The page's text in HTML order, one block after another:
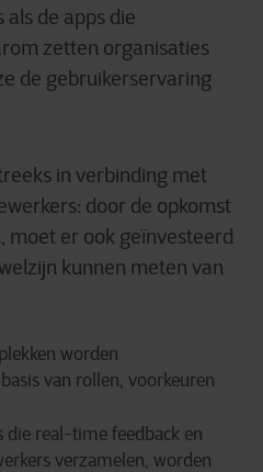
als de apps die
zetten organisaties
de gebruikerservaring
in verbinding met
door de opkomst
moet er ook geïnvesteerd
kunnen meten van
worden
van rollen, voorkeuren
die real-time feedback en
verzamelen, worden